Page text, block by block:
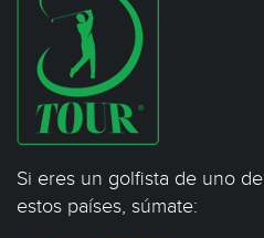
Si eres un golfista de uno de
estos países, súmate: